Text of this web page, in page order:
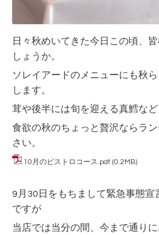
日々秋めいてきた今日この頃、
しょうか。
ソレイアードのメニューにも秋
します。
茸や後半には旬を迎える真鱈など
食欲の秋のちょっと贅沢ならラ
さい。
10月のビストロコース.pdf (0.2MB)
9月30日をもちまして緊急事態宣
ですが
当店では当分の間、今まで通り